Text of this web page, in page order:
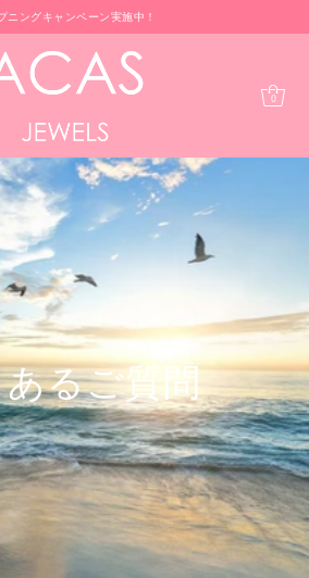
ニングキャンペーン実施中！
0
るご質問